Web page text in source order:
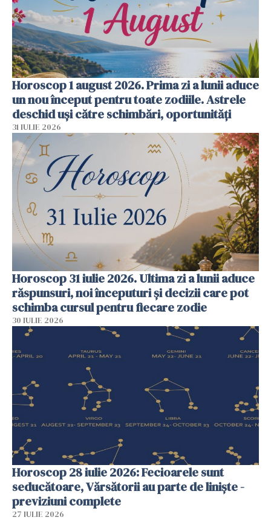
Horoscop 1 august 2026. Prima zi a lunii aduce
un nou început pentru toate zodiile. Astrele
deschid uși către schimbări, oportunități
31 IULIE 2026
Horoscop 31 iulie 2026. Ultima zi a lunii aduce
răspunsuri, noi începuturi și decizii care pot
schimba cursul pentru fiecare zodie
30 IULIE 2026
Horoscop 28 iulie 2026: Fecioarele sunt
seducătoare, Vărsătorii au parte de liniște -
previziuni complete
27 IULIE 2026